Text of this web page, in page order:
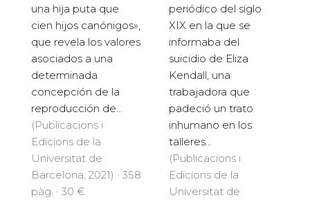
una hija puta que
cien hijos canónigos»,
que revela los valores
asociados a una
determinada
concepción de la
reproducción de...
(Publicacions i
Edicions de la
Universitat de
Barcelona, 2021) · 358
pàg. · 30 €
periódico del siglo
XIX en la que se
informaba del
suicidio de Eliza
Kendall, una
trabajadora que
padeció un trato
inhumano en los
talleres...
(Publicacions i
Edicions de la
Universitat de